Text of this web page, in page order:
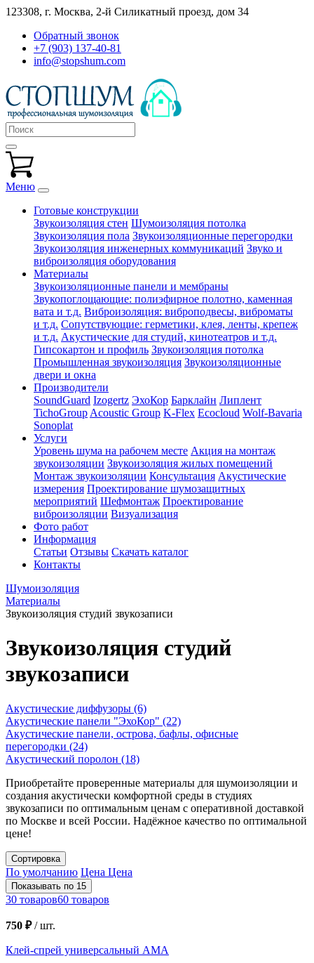
123308, г. Москва, 2-й Силикатный проезд, дом 34
Обратный звонок
+7 (903) 137-40-81
info@stopshum.com
Меню
Готовые конструкции
Звукоизоляция стен Шумоизоляция потолка
Звукоизоляция пола Звукоизоляционные перегородки
Звукоизоляция инженерных коммуникаций Звуко и
виброизоляция оборудования
Материалы
Звукоизоляционные панели и мембраны
Звукопоглощающие: полиэфирное полотно, каменная
вата и т.д. Виброизоляция: виброподвесы, виброматы
и т.д. Сопутствующие: герметики, клея, ленты, крепеж
и т.д. Акустические для студий, кинотеатров и т.д.
Гипсокартон и профиль Звукоизоляция потолка
Промышленная звукоизоляция Звукоизоляционные
двери и окна
Производители
SoundGuard Izogertz ЭхоКор Барклайн Липлент
TichoGroup Acoustic Group K-Flex Ecocloud Wolf-Bavaria
Sonoplat
Услуги
Уровень шума на рабочем месте Акция на монтаж
звукоизоляции Звукоизоляция жилых помещений
Монтаж звукоизоляции Консультация Акустические
измерения Проектирование шумозащитных
мероприятий Шефмонтаж Проектирование
виброизоляции Визуализация
Фото работ
Информация
Статьи Отзывы Скачать каталог
Контакты
Шумоизоляция
Материалы
Звукоизоляция студий звукозаписи
Звукоизоляция студий
звукозаписи
Акустические диффузоры (6)
Акустические панели "ЭхоКор" (22)
Акустические панели, острова, бафлы, офисные
перегородки (24)
Акустический поролон (18)
Приобретайте проверенные материалы для шумоизоляции и
создания акустически комфортной среды в студиях
звукозаписи по оптимальным ценам с оперативной доставкой
по Москве и всей России. Надёжное качество по оптимальной
цене!
Сортировка
По умолчанию Цена Цена
Показывать по 15
30 товаров60 товаров
750 ₽/шт.
Клей-спрей универсальный АМА